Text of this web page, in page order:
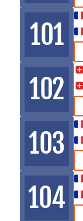
101
102
103
104